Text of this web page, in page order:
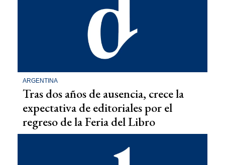
ARGENTINA
Tras dos años de ausencia, crece la
expectativa de editoriales por el
regreso de la Feria del Libro